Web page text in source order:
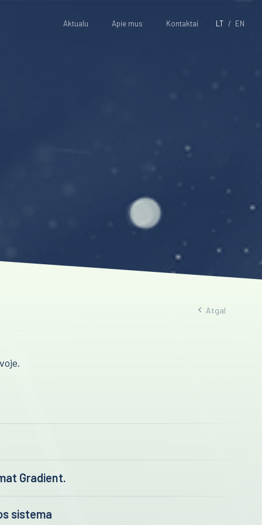
Aktualu Apie mus Kontaktai LT EN
Atgal
Gradient.
sistema